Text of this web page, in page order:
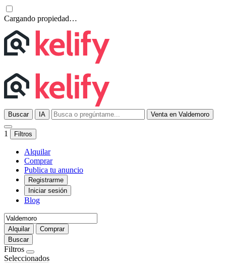
Cargando propiedad…
Buscar IA Venta en Valdemoro
1 Filtros
Alquilar
Comprar
Publica tu anuncio
Registrarme
Iniciar sesión
Blog
Alquilar
Comprar
Buscar
Filtros
Seleccionados